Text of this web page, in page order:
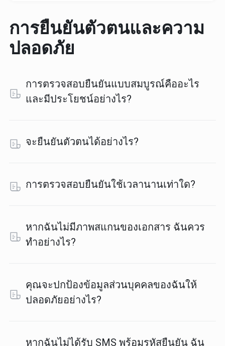
การยืนยันตัวตนและความ
ปลอดภัย
การตรวจสอบยืนยันแบบสมบูรณ์คืออะไร
และมีประโยชน์อย่างไร?
จะยืนยันตัวตนได้อย่างไร?
การตรวจสอบยืนยันใช้เวลานานเท่าใด?
หากฉันไม่มีภาพสแกนของเอกสาร ฉันควร
ทำอย่างไร?
คุณจะปกป้องข้อมูลส่วนบุคคลของฉันให้
ปลอดภัยอย่างไร?
หากฉันไม่ได้รับ SMS พร้อมรหัสยืนยัน ฉัน